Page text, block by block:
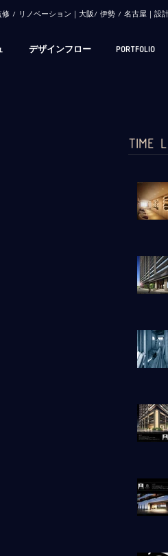
/ リノベーション｜大阪/ 伊勢 / 名古屋｜設
デザインフロー PORTFOLIO
TIME